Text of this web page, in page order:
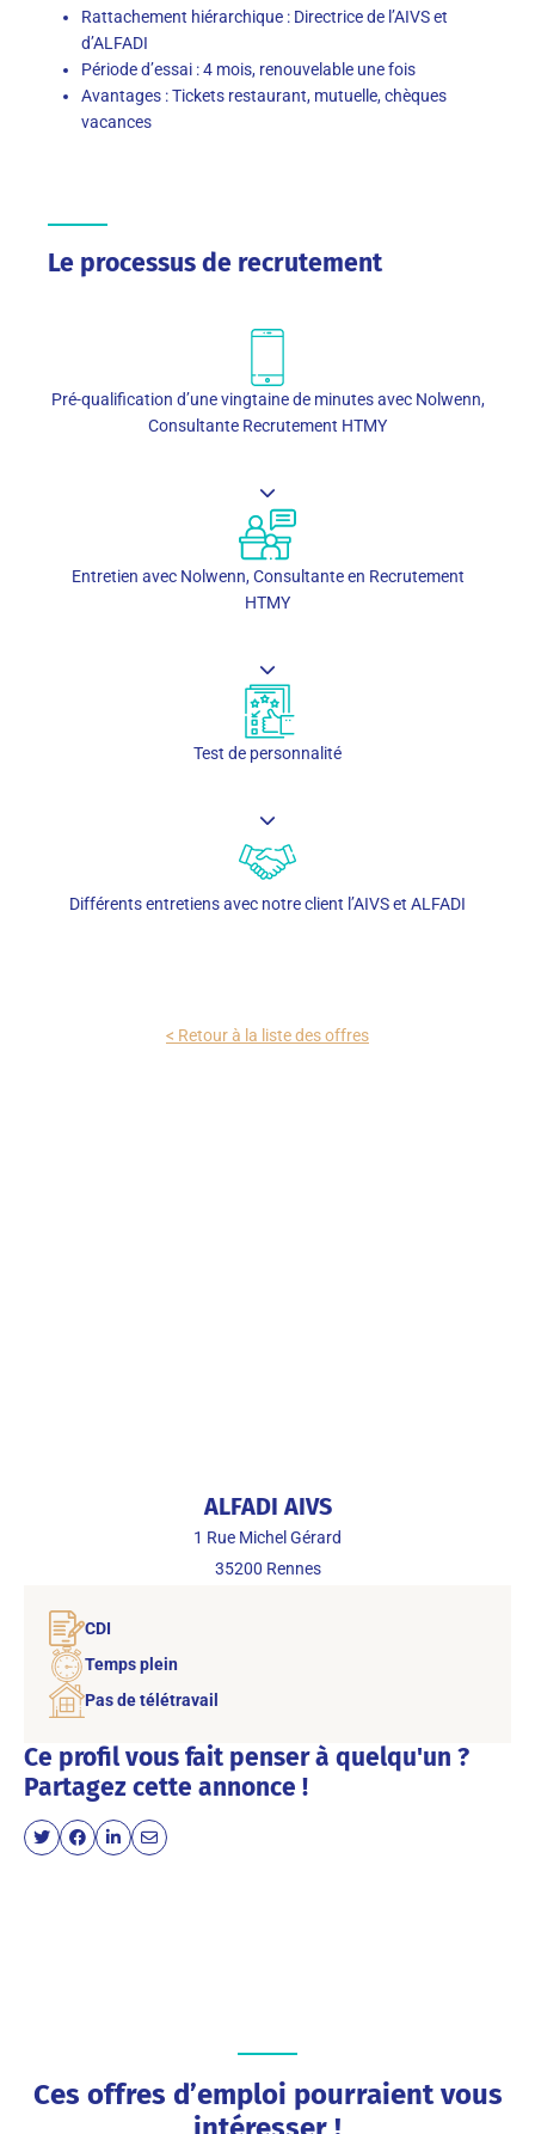
Rattachement hiérarchique : Directrice de l’AIVS et
d’ALFADI
Période d’essai : 4 mois, renouvelable une fois
Avantages : Tickets restaurant, mutuelle, chèques
vacances
Le processus de recrutement
Pré-qualification d’une vingtaine de minutes avec Nolwenn,
Consultante Recrutement HTMY
Entretien avec Nolwenn, Consultante en Recrutement
HTMY
Test de personnalité
Différents entretiens avec notre client l’AIVS et ALFADI
< Retour à la liste des offres
ALFADI AIVS
1 Rue Michel Gérard
35200 Rennes
CDI
Temps plein
Pas de télétravail
Ce profil vous fait penser à quelqu'un ?
Partagez cette annonce !
Ces offres d’emploi pourraient vous